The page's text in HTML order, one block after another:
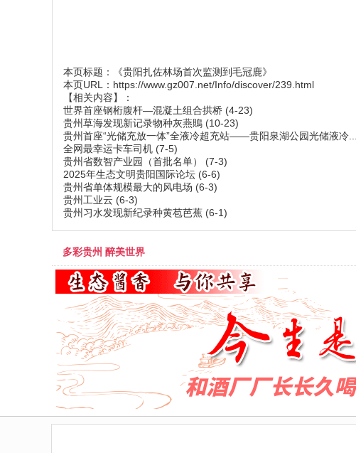
本页标题：
《贵阳扎佐林场首次监测到毛冠鹿》
本页URL： https://www.gz007.net/Info/discover/239.html
【相关内容】：
世界首座钢桁腹杆—混凝土组合拱桥 (4-23)
贵州草海发现新记录物种灰燕鵙 (10-23)
贵州首座“光储充放一体”全液冷超充站——贵阳泉湖公园光储液冷...
全网最幸运卡车司机 (7-5)
贵州省数智产业园（首批名单）
(7-3)
2025年生态文明贵阳国际论坛 (6-6)
贵州省单体规模最大的风电场 (6-3)
贵州工业云 (6-3)
贵州习水发现新纪录种黄苞芭蕉 (6-1)
多彩贵州 醉美世界